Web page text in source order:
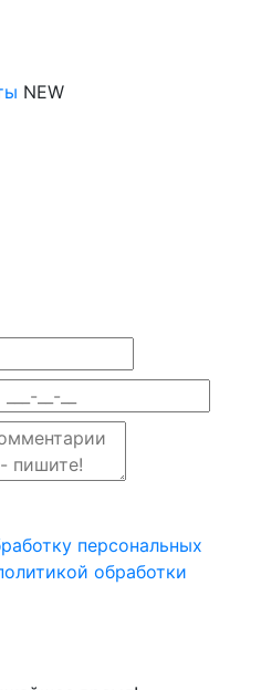
NEW
персональных
обработки